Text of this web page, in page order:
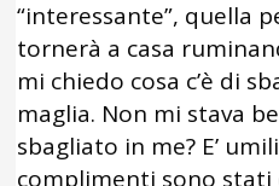
“interessante”, quella
tornerà a casa
mi chiedo cosa c’è di
maglia. Non mi stava
sbagliato in me? E’
complimenti sono